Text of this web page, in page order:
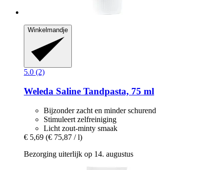
Winkelmandje
5.0 (2)
Weleda Saline Tandpasta, 75 ml
Bijzonder zacht en minder schurend
Stimuleert zelfreiniging
Licht zout-minty smaak
€ 5,69 (€ 75,87 / l)
Bezorging uiterlijk op 14. augustus